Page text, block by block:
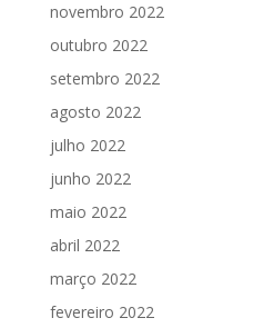
novembro 2022
outubro 2022
setembro 2022
agosto 2022
julho 2022
junho 2022
maio 2022
abril 2022
março 2022
fevereiro 2022